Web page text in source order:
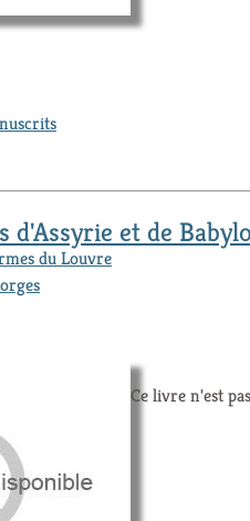
et de
du Louvre
Ce livre n'est